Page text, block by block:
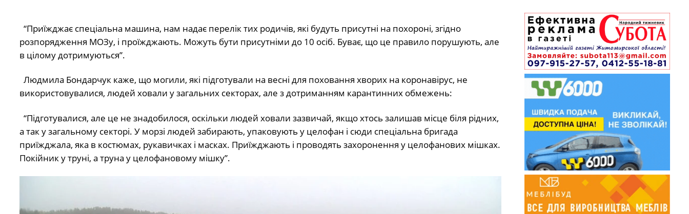
“Приїжджає спеціальна машина, нам надає перелік тих родичів, які будуть присутні на похороні, згідно
розпорядження МОЗу, і проїжджають. Можуть бути присутніми до 10 осіб. Буває, що це правило порушують, але
в цілому дотримуються”.
Людмила Бондарчук каже, що могили, які підготували на весні для поховання хворих на коронавірус, не
використовувалися, людей ховали у загальних секторах, але з дотриманням карантинних обмежень:
“Підготувалися, але це не знадобилося, оскільки людей ховали зазвичай, якщо хтось залишав місце біля рідних,
а так у загальному секторі. У морзі людей забирають, упаковують у целофан і сюди спеціальна бригада
приїжджала, яка в костюмах, рукавичках і масках. Приїжджають і проводять захоронення у целофанових мішках.
Покійник у труні, а труна у целофановому мішку”.